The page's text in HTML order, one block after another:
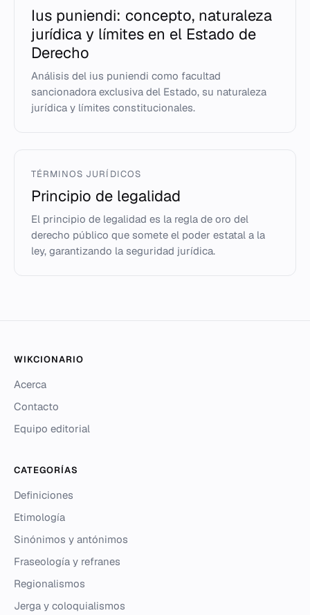
Ius puniendi: concepto, naturaleza
jurídica y límites en el Estado de
Derecho
Análisis del ius puniendi como facultad
sancionadora exclusiva del Estado, su naturaleza
jurídica y límites constitucionales.
TÉRMINOS JURÍDICOS
Principio de legalidad
El principio de legalidad es la regla de oro del
derecho público que somete el poder estatal a la
ley, garantizando la seguridad jurídica.
WIKCIONARIO
Acerca
Contacto
Equipo editorial
CATEGORÍAS
Definiciones
Etimología
Sinónimos y antónimos
Fraseología y refranes
Regionalismos
Jerga y coloquialismos